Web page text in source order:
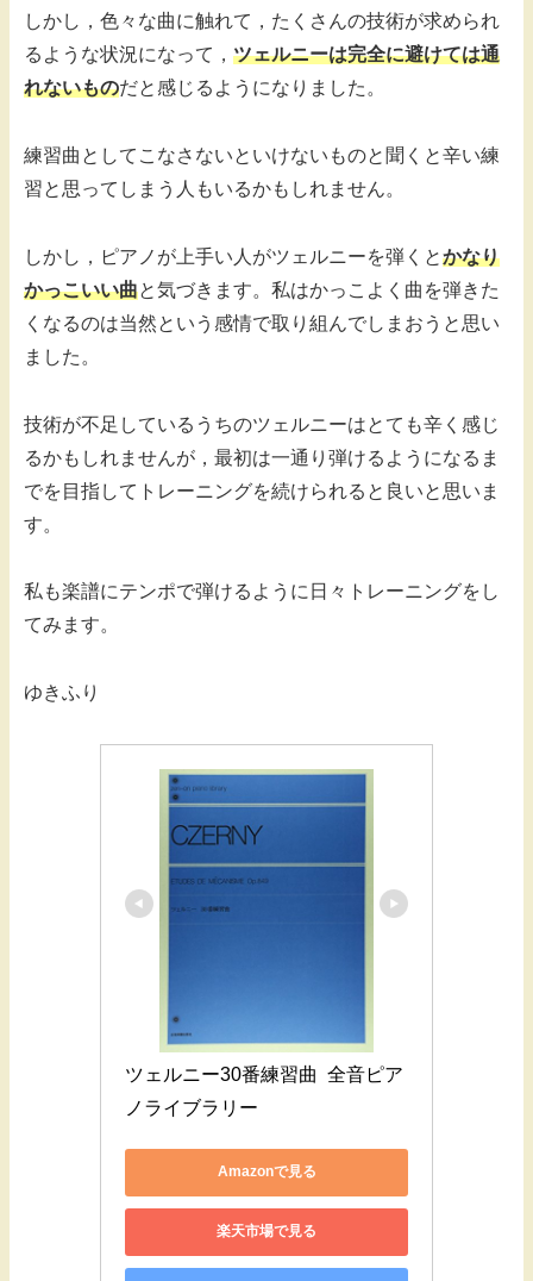
しかし，色々な曲に触れて，たくさんの技術が求められ
るような状況になって， ツェルニーは完全に避けては通
れないものだと感じるようになりました。
練習曲としてこなさないといけないものと聞くと辛い練
習と思ってしまう人もいるかもしれません。
しかし，ピアノが上手い人がツェルニーを弾くとかなり
かっこいい曲と気づきます。私はかっこよく曲を弾きた
くなるのは当然という感情で取り組んでしまおうと思い
ました。
技術が不足しているうちのツェルニーはとても辛く感じ
るかもしれませんが，最初は一通り弾けるようになるま
でを目指してトレーニングを続けられると良いと思いま
す。
私も楽譜にテンポで弾けるように日々トレーニングをし
てみます。
ゆきふり
ツェルニー30番練習曲  全音ピア
ノライブラリー
Amazonで見る
楽天市場で見る